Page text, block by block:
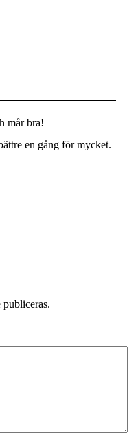
mår bra!
en gång för mycket.
publiceras.